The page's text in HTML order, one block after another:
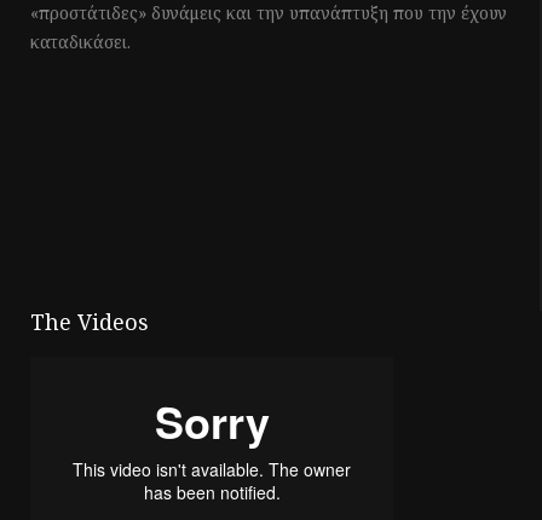
«προστάτιδες» δυνάμεις και την υπανάπτυξη που την έχουν
καταδικάσει.
The Videos